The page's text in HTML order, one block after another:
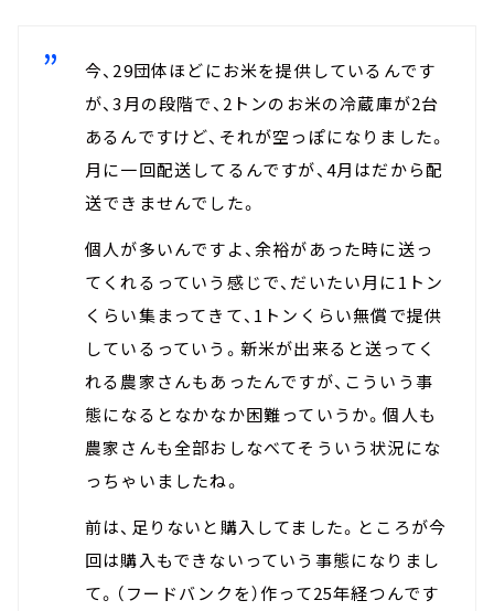
今、29団体ほどにお米を提供しているんです
が、3月の段階で、2トンのお米の冷蔵庫が2台
あるんですけど、それが空っぽになりました。
月に一回配送してるんですが、4月はだから配
送できませんでした。
個人が多いんですよ、余裕があった時に送っ
てくれるっていう感じで、だいたい月に1トン
くらい集まってきて、1トンくらい無償で提供
しているっていう。新米が出来ると送ってく
れる農家さんもあったんですが、こういう事
態になるとなかなか困難っていうか。個人も
農家さんも全部おしなべてそういう状況にな
っちゃいましたね。
前は、足りないと購入してました。ところが今
回は購入もできないっていう事態になりまし
て。（フードバンクを）作って25年経つんです